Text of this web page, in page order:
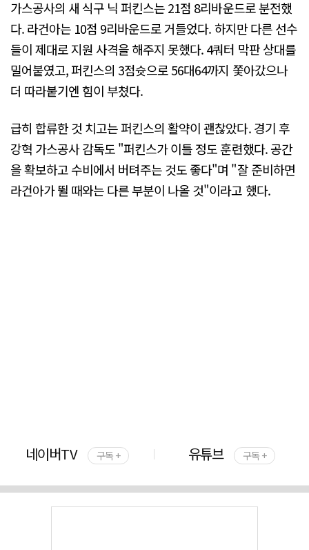
가스공사의 새 식구 닉 퍼킨스는 21점 8리바운드로 분전했
다. 라건아는 10점 9리바운드로 거들었다. 하지만 다른 선수
들이 제대로 지원 사격을 해주지 못했다. 4쿼터 막판 상대를
밀어붙였고, 퍼킨스의 3점슛으로 56대64까지 쫓아갔으나
더 따라붙기엔 힘이 부쳤다.
급히 합류한 것 치고는 퍼킨스의 활약이 괜찮았다. 경기 후
강혁 가스공사 감독도 "퍼킨스가 이틀 정도 훈련했다. 공간
을 확보하고 수비에서 버텨주는 것도 좋다"며 "잘 준비하면
라건아가 뛸 때와는 다른 부분이 나올 것"이라고 했다.
네이버TV 구독 + 유튜브 구독 +